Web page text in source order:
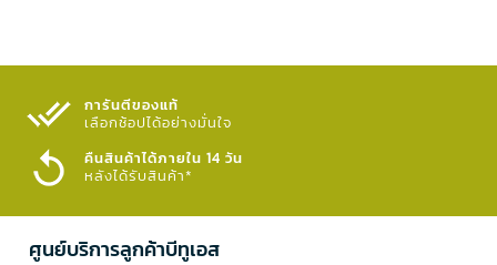
การันตีของแท้
เลือกช้อปได้อย่างมั่นใจ​
คืนสินค้าได้ภายใน 14 วัน
หลังได้รับสินค้า*
ศูนย์บริการลูกค้าบีทูเอส